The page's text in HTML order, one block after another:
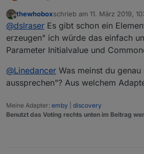
Neue Datenpunkte erstellen,
Angaben wie z.B. button,
(für iot/cloud)
Im Moment gibt es keinen
Umweg.
z.B.
z.B.
Beispiel Blockly Export im
Spoiler
Offline
thewhoboxschrieb am 11. März 2019,
zuletzt editiert von
@dslraser Es gibt schon ein
erzeugen" ich würde das einfach
Parameter Initialvalue und
@Linedancer Was meinst du
aussprechen"? Aus welchem
Meine Adapter: emby
discovery
Benutzt das Voting rechts unten im Beitrag